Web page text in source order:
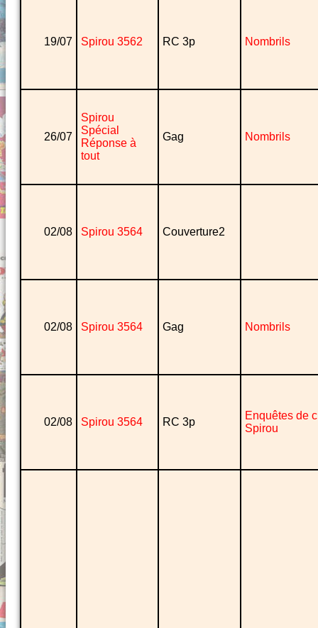
19/07 Spirou 3562 RC 3p Nombrils
26/07
Spirou
Spécial
Réponse à
tout
Gag Nombrils
02/08 Spirou 3564 Couverture2
02/08 Spirou 3564 Gag Nombrils
02/08 Spirou 3564 RC 3p
Enquêtes de
Spirou